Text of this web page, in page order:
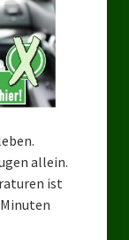
allein.
ist